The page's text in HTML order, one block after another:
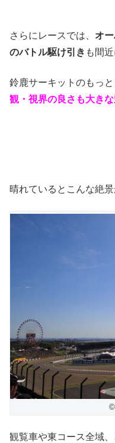
さらにレースでは、 オ
のバトル駆け引き も間
鈴鹿サーキットのもっ
観・視界の良さ も大き
晴れているとこんな絶景
©
観覧車や東コース全域